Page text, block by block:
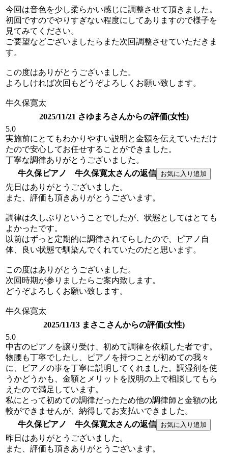
今回は音色を少し柔らかい感じに調整させて頂きました。
初回ですのでやりすぎない程度にしてありますので様子を
見てみてください。
ご要望などございましたらまた次回調整させていただきま
す。
この度はありがとうございました。
よろしければ次回もどうぞよろしくお願い致します。
牛久保寛太
2025/11/21 さゆまろさんからの評価(女性)
5.0
実施前にとてもわかりやすい説明と金額を伝えていただけ
たので安心してお任せすることができました。
丁寧な調律ありがとうございました。
牛久保ピアノ 牛久保寛太さんの返信
先日はありがとうございました。
また、評価も頂きありがとうございます。
調律は久しぶりということでしたが、状態としてはとても
よかったです。
以前はずっと定期的に調律されてらしたので、ピアノ自
体、良い状態で馴染んでくれていたのだと思います。
この度はありがとうございました。
次回時期が参りましたらご案内致します。
どうぞよろしくお願い致します。
牛久保寛太
2025/11/13 まさこさんからの評価(女性)
5.0
中古のピアノを譲り受け、初めて調律を依頼した者です。
物腰も丁寧でしたし、ピアノを持つことが初めての我々
に、ピアノの事を丁寧に説明してくれました。調湿剤を使
うかどうかも、金額とメリットを説明の上で相談してもら
えたので満足しています。
私にとって初めての調律だったため他の調律師と金額の比
較ができませんが、納得してお支払いできました。
牛久保ピアノ 牛久保寛太さんの返信
昨日はありがとうございました。
また、評価も頂きありがとうございます。